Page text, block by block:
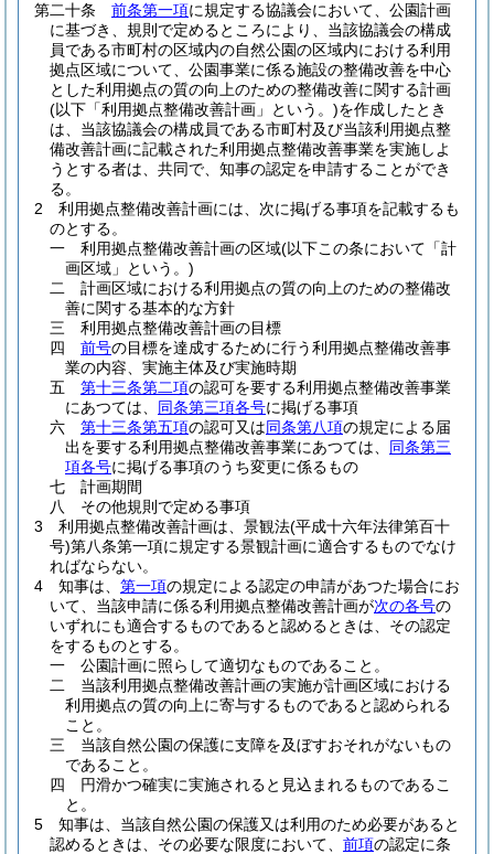
第二十条
前条第一項に規定する協議会において、公園計画
に基づき、規則で定めるところにより、当該協議会の構成
員である市町村の区域内の自然公園の区域内における利用
拠点区域について、公園事業に係る施設の整備改善を中心
とした利用拠点の質の向上のための整備改善に関する計画
(以下「利用拠点整備改善計画」という。)を作成したとき
は、当該協議会の構成員である市町村及び当該利用拠点整
備改善計画に記載された利用拠点整備改善事業を実施しよ
うとする者は、共同で、知事の認定を申請することができ
る。
2
利用拠点整備改善計画には、次に掲げる事項を記載するも
のとする。
一
利用拠点整備改善計画の区域(以下この条において「計
画区域」という。)
二
計画区域における利用拠点の質の向上のための整備改
善に関する基本的な方針
三
利用拠点整備改善計画の目標
四
前号の目標を達成するために行う利用拠点整備改善事
業の内容、実施主体及び実施時期
五
第十三条第二項の認可を要する利用拠点整備改善事業
にあつては、 同条第三項各号に掲げる事項
六
第十三条第五項の認可又は同条第八項の規定による届
出を要する利用拠点整備改善事業にあつては、 同条第三
項各号に掲げる事項のうち変更に係るもの
七
計画期間
八
その他規則で定める事項
3
利用拠点整備改善計画は、景観法(平成十六年法律第百十
号)第八条第一項に規定する景観計画に適合するものでなけ
ればならない。
4
知事は、 第一項の規定による認定の申請があつた場合にお
いて、当該申請に係る利用拠点整備改善計画が次の各号の
いずれにも適合するものであると認めるときは、その認定
をするものとする。
一
公園計画に照らして適切なものであること。
二
当該利用拠点整備改善計画の実施が計画区域における
利用拠点の質の向上に寄与するものであると認められる
こと。
三
当該自然公園の保護に支障を及ぼすおそれがないもの
であること。
四
円滑かつ確実に実施されると見込まれるものであるこ
と。
5
知事は、当該自然公園の保護又は利用のため必要があると
認めるときは、その必要な限度において、 前項の認定に条